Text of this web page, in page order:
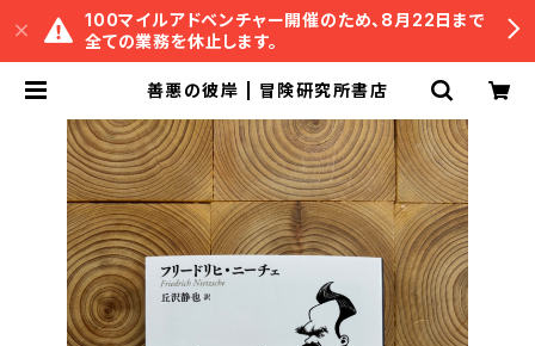
100マイルアドベンチャー開催のため、8月22日まで
全ての業務を休止します。
善悪の彼岸 | 冒険研究所書店